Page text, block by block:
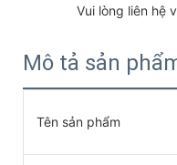
Vui lòng liên hệ
Mô tả sản
Tên sản phẩm